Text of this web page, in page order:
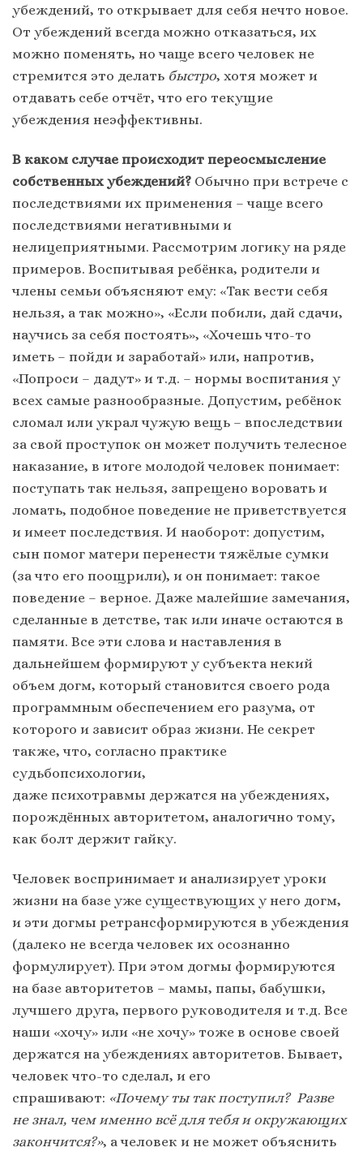
убеждений, то открывает для себя нечто новое.
От убеждений всегда можно отказаться, их
можно поменять, но чаще всего человек не
стремится это делать быстро, хотя может и
отдавать себе отчёт, что его текущие
убеждения неэффективны.
В каком случае происходит переосмысление
собственных убеждений? Обычно при встрече с
последствиями их применения – чаще всего
последствиями негативными и
нелицеприятными. Рассмотрим логику на ряде
примеров. Воспитывая ребёнка, родители и
члены семьи объясняют ему: «Так вести себя
нельзя, а так можно», «Если побили, дай сдачи,
научись за себя постоять», «Хочешь что-то
иметь – пойди и заработай» или, напротив,
«Попроси – дадут» и т.д. – нормы воспитания у
всех самые разнообразные. Допустим, ребёнок
сломал или украл чужую вещь – впоследствии
за свой проступок он может получить телесное
наказание, в итоге молодой человек понимает:
поступать так нельзя, запрещено воровать и
ломать, подобное поведение не приветствуется
и имеет последствия. И наоборот: допустим,
сын помог матери перенести тяжёлые сумки
(за что его поощрили), и он понимает: такое
поведение – верное. Даже малейшие замечания,
сделанные в детстве, так или иначе остаются в
памяти. Все эти слова и наставления в
дальнейшем формируют у субъекта некий
объем догм, который становится своего рода
программным обеспечением его разума, от
которого и зависит образ жизни. Не секрет
также, что, согласно практике
судьбопсихологии,
даже психотравмы держатся на убеждениях,
порождённых авторитетом, аналогично тому,
как болт держит гайку.
Человек воспринимает и анализирует уроки
жизни на базе уже существующих у него догм,
и эти догмы ретрансформируются в убеждения
(далеко не всегда человек их осознанно
формулирует). При этом догмы формируются
на базе авторитетов – мамы, папы, бабушки,
лучшего друга, первого руководителя и т.д. Все
наши «хочу» или «не хочу» тоже в основе своей
держатся на убеждениях авторитетов. Бывает,
человек что-то сделал, и его
спрашивают: «Почему ты так поступил? Разве
не знал, чем именно всё для тебя и окружающих
закончится?», а человек и не может объяснить